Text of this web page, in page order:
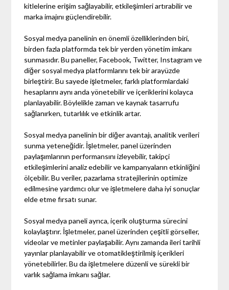
kitlelerine erişim sağlayabilir, etkileşimleri artırabilir ve
marka imajını güçlendirebilir.
Sosyal medya panelinin en önemli özelliklerinden biri,
birden fazla platformda tek bir yerden yönetim imkanı
sunmasıdır. Bu paneller, Facebook, Twitter, Instagram ve
diğer sosyal medya platformlarını tek bir arayüzde
birleştirir. Bu sayede işletmeler, farklı platformlardaki
hesaplarını aynı anda yönetebilir ve içeriklerini kolayca
planlayabilir. Böylelikle zaman ve kaynak tasarrufu
sağlanırken, tutarlılık ve etkinlik artar.
Sosyal medya panelinin bir diğer avantajı, analitik verileri
sunma yeteneğidir. İşletmeler, panel üzerinden
paylaşımlarının performansını izleyebilir, takipçi
etkileşimlerini analiz edebilir ve kampanyaların etkinliğini
ölçebilir. Bu veriler, pazarlama stratejilerinin optimize
edilmesine yardımcı olur ve işletmelere daha iyi sonuçlar
elde etme fırsatı sunar.
Sosyal medya paneli ayrıca, içerik oluşturma sürecini
kolaylaştırır. İşletmeler, panel üzerinden çeşitli görseller,
videolar ve metinler paylaşabilir. Aynı zamanda ileri tarihli
yayınlar planlayabilir ve otomatikleştirilmiş içerikleri
yönetebilirler. Bu da işletmelere düzenli ve sürekli bir
varlık sağlama imkanı sağlar.